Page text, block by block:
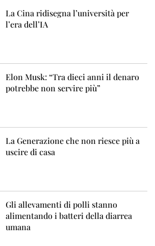
La Cina ridisegna l’università per
l’era dell’IA
Elon Musk: “Tra dieci anni il denaro
potrebbe non servire più”
La Generazione che non riesce più a
uscire di casa
Gli allevamenti di polli stanno
alimentando i batteri della diarrea
umana